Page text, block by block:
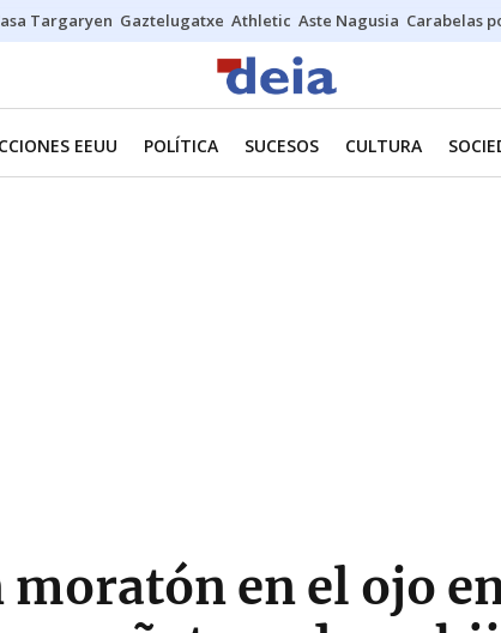
Targaryen Gaztelugatxe Athletic Aste Nagusia Carabelas
EEUU POLÍTICA SUCESOS CULTURA
en el ojo